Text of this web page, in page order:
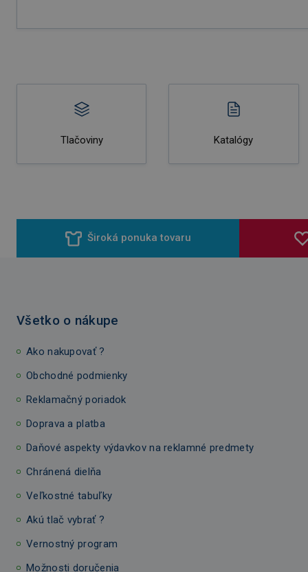
Tlačoviny Katalógy
Široká ponuka tovaru
Všetko o nákupe
Ako nakupovať ?
Obchodné podmienky
Reklamačný poriadok
Doprava a platba
Daňové aspekty výdavkov na reklamné predmety
Chránená dielňa
Veľkostné tabuľky
Akú tlač vybrať ?
Vernostný program
Možnosti doručenia